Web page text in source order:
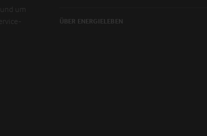
um
ÜBER ENERGIELEBEN